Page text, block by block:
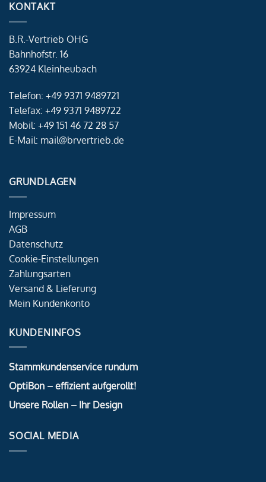
KONTAKT
B.R.-Vertrieb OHG
Bahnhofstr. 16
63924 Kleinheubach
Telefon: +49 9371 9489721
Telefax: +49 9371 9489722
Mobil: +49 151 46 72 28 57
E-Mail: mail@brvertrieb.de
GRUNDLAGEN
Impressum
AGB
Datenschutz
Cookie-Einstellungen
Zahlungsarten
Versand & Lieferung
Mein Kundenkonto
KUNDENINFOS
Stammkundenservice rundum
OptiBon – effizient aufgerollt!
Unsere Rollen – Ihr Design
SOCIAL MEDIA